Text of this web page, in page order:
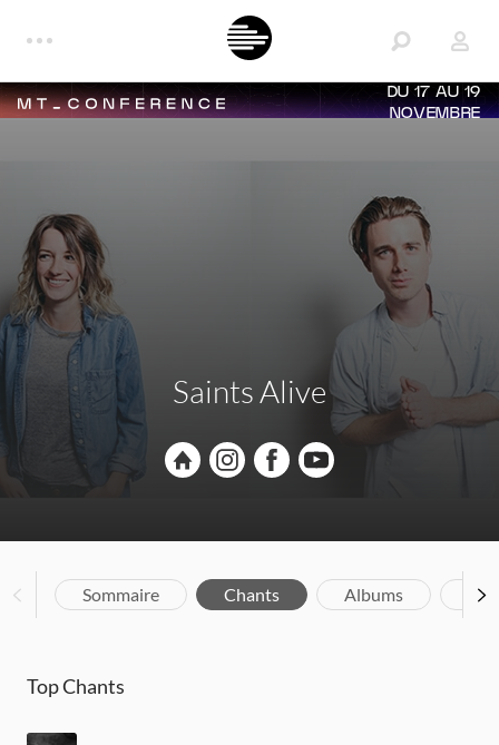
DU 17 AU 19
NOVEMBRE
Saints Alive
Sommaire Chants Albums
Top Chants